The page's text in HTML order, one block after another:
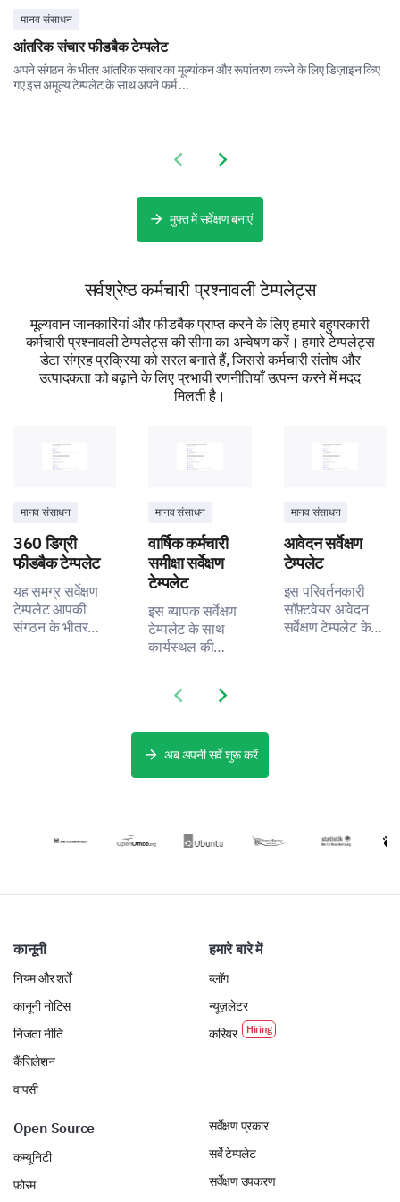
Final Feedback
comments you have for us.
suggestions you have to improve our
product/services.
मानव संसाधन
आंतरिक संचार फीडबैक टेम्पलेट
अपने संगठन के भीतर आंतरिक संचार का मूल्यांकन और रूपांतरण करने के लिए डिज़ाइन किए
गए इस अमूल्य टेम्पलेट के साथ अपने फर्म ...
Previous slide
Next slide
मुफ्त में सर्वेक्षण बनाएं
सर्वश्रेष्ठ कर्मचारी प्रश्नावली टेम्पलेट्स
मूल्यवान जानकारियां और फीडबैक प्राप्त करने के लिए हमारे बहुपरकारी
कर्मचारी प्रश्नावली टेम्पलेट्स की सीमा का अन्वेषण करें। हमारे टेम्पलेट्स
डेटा संग्रह प्रक्रिया को सरल बनाते हैं, जिससे कर्मचारी संतोष और
उत्पादकता को बढ़ाने के लिए प्रभावी रणनीतियाँ उत्पन्न करने में मदद
मिलती है।
मानव संसाधन
360 डिग्री
फीडबैक टेम्पलेट
यह समग्र सर्वेक्षण
टेम्पलेट आपकी
संगठन के भीतर
मानव संसाधन
वार्षिक कर्मचारी
समीक्षा सर्वेक्षण
टेम्पलेट
इस व्यापक सर्वेक्षण
टेम्पलेट के साथ
कार्यस्थल की
मानव संसाधन
आवेदन सर्वेक्षण
टेम्पलेट
इस परिवर्तनकारी
सॉफ़्टवेयर आवेदन
सर्वेक्षण टेम्पलेट के
Previous slide
Next slide
अब अपनी सर्वे शुरू करें
कानूनी
नियम और शर्तें
कानूनी नोटिस
निजता नीति
कैंसिलेशन
वापसी
हमारे बारे में
ब्लॉग
न्यूज़लेटर
करियर
Open Source
कम्यूनिटी
फ़ोरम
सर्वेक्षण प्रकार
सर्वे टेम्पलेट
सर्वेक्षण उपकरण